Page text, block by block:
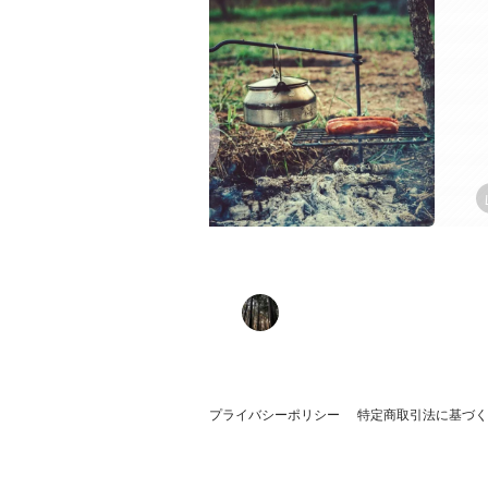
プライバシーポリシー 特定商取引法に基づ